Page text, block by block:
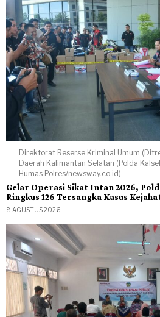
Direktorat Reserse Kriminal Umum
Daerah Kalimantan Selatan (Polda
Humas Polres/newsway.co.id)
Gelar Operasi Sikat Intan 2026,
Ringkus 126 Tersangka Kasus
8 AGUSTUS 2026